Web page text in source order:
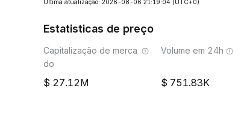
Última atualização: 2026-08-06 21:19:04 (UTC+0)
Estatisticas de preço
Capitalização de merca
do
27.12M
Volume em 24h
751.83K